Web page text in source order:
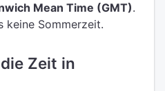
Mean Time (GMT).
keine Sommerzeit.
Zeit in